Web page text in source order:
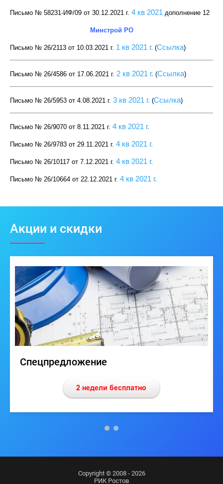
Письмо № 58231-ИФ/09 от 30.12.2021 г. 4 кв 2021 дополнение 12
Минстрой РО
Письмо № 26/2113 от 10.03.2021 г. 1 кв 2021 г. (Ссылка)
Письмо № 26/4586 от 17.06.2021 г. 2 кв 2021 г. (Ссылка)
Письмо № 26/5953 от 4.08.2021 г. 3 кв 2021 г. (Ссылка)
Письмо № 26/9070 от 8.11.2021 г. 4 кв 2021 г.
Письмо № 26/9783 от 29.11.2021 г. 4 кв 2021 г.
Письмо № 26/10117 от 7.12.2021 г. 4 кв 2021 г.
Письмо № 26/10664 от 22.12.2021 г. 4 кв 2021 г.
Акции и скидки
Спецпредложение
Copyright © 2008 - 2026
РИК Ростов